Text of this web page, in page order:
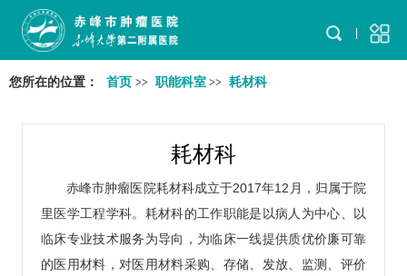
您所在的位置： 首页 >> 职能科室 >> 耗材科
耗材科
赤峰市肿瘤医院耗材科成立于2017年12月，归属于院
里医学工程学科。耗材科的工作职能是以病人为中心、以
临床专业技术服务为导向，为临床一线提供质优价廉可靠
的医用材料，对医用材料采购、存储、发放、监测、评价